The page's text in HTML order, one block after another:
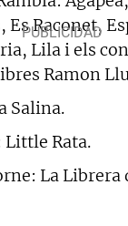
Es Raconet,
Lila i els
Ramon
Salina.
Little Rata.
La Librera